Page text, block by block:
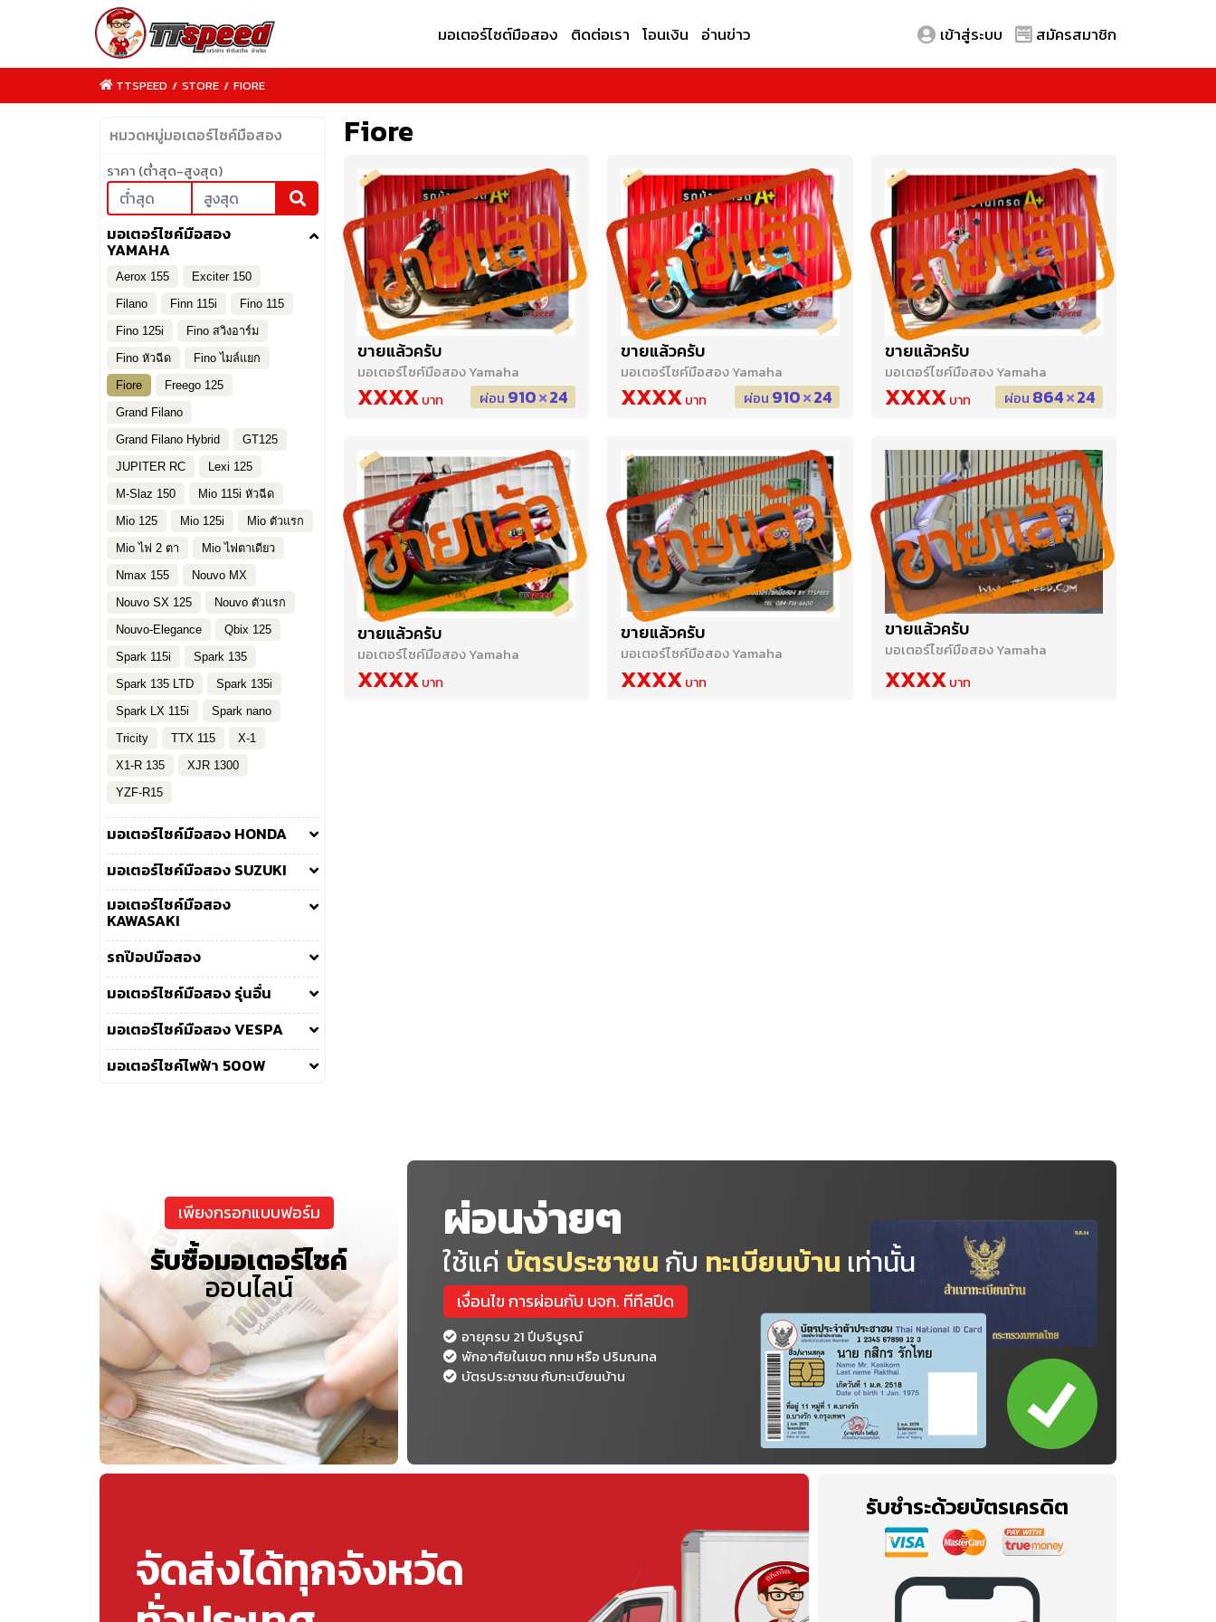
TTSPEED.COM
มอเตอร์ไซต์มือสอง ติดต่อเรา โอนเงิน อ่านข่าว เข้าสู่ระบบ สมัครสมาชิก
TTSPEED / STORE / FIORE
Fiore
ขายแล้วครับ
มอเตอร์ไซค์มือสอง Yamaha
XXXX ผ่อน 910 24
ขายแล้วครับ
มอเตอร์ไซค์มือสอง Yamaha
XXXX ผ่อน 910 24
ขายแล้วครับ
มอเตอร์ไซค์มือสอง Yamaha
XXXX ผ่อน 864 24
ขายแล้วครับ
มอเตอร์ไซค์มือสอง Yamaha
XXXX
ขายแล้วครับ
มอเตอร์ไซค์มือสอง Yamaha
XXXX
ขายแล้วครับ
มอเตอร์ไซค์มือสอง Yamaha
XXXX
หมวดหมู่มอเตอร์ไซค์มือสอง
ราคา (ต่ำสุด-สูงสุด)
มอเตอร์ไซค์มือสอง
YAMAHA
Aerox 155
Exciter 150
Filano
Finn 115i
Fino 115
Fino 125i
Fino สวิงอาร์ม
Fino หัวฉีด
Fino ไมล์แยก
Fiore
Freego 125
Grand Filano
Grand Filano Hybrid
GT125
JUPITER RC
Lexi 125
M-Slaz 150
Mio 115i หัวฉีด
Mio 125
Mio 125i
Mio ตัวแรก
Mio ไฟ 2 ตา
Mio ไฟตาเดียว
Nmax 155
Nouvo MX
Nouvo SX 125
Nouvo ตัวแรก
Nouvo-Elegance
Qbix 125
Spark 115i
Spark 135
Spark 135 LTD
Spark 135i
Spark LX 115i
Spark nano
Tricity
TTX 115
X-1
X1-R 135
XJR 1300
YZF-R15
มอเตอร์ไซค์มือสอง HONDA
มอเตอร์ไซค์มือสอง SUZUKI
มอเตอร์ไซค์มือสอง
KAWASAKI
รถป๊อปมือสอง
มอเตอร์ไซค์มือสอง รุ่นอื่น
มอเตอร์ไซค์มือสอง VESPA
มอเตอร์ไซค์ไฟฟ้า 500W
เพียงกรอกแบบฟอร์ม
รับซื้อมอเตอร์ไซค์
ออนไลน์
ผ่อนง่ายๆ
ใช้แค่ บัตรประชาชน กับ ทะเบียนบ้าน เท่านั้น
เงื่อนไข การผ่อนกับ บจก. ทีทีสปีด
อายุครบ 21 ปีบริบูรณ์
พักอาศัยในเขต กทม หรือ ปริมณทล
บัตรประชาชน กับทะเบียนบ้าน
จัดส่งได้ทุกจังหวัด
รับชำระด้วยบัตรเครดิต